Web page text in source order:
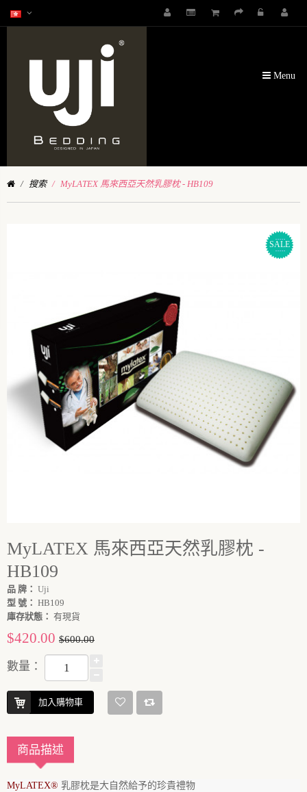
Menu
搜索 MyLATEX 馬來西亞天然乳膠枕 - HB109
SALE
MyLATEX 馬來西亞天然乳膠枕 -
HB109
品 牌： Uji
型 號： HB109
庫存狀態： 有現貨
$420.00 $600.00
數量：
加入購物車
商品描述
MyLATEX® 乳膠枕是大自然給予的珍貴禮物